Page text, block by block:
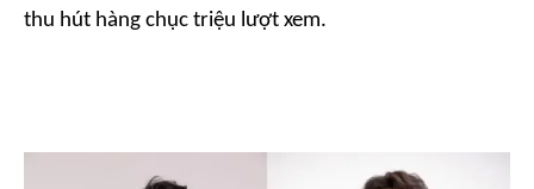
thu hút hàng chục triệu lượt xem.